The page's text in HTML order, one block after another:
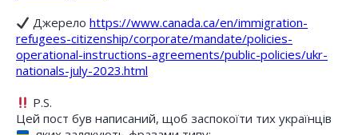
Джерелоhttps://www.canada.ca/en/immigration-
refugees-citizenship/corporate/mandate/policies-
operational-instructions-agreements/public-policies/ukr-
nationals-july-2023.html
P.S.
Цей пост був написаний, щоб заспокоїти тих українців